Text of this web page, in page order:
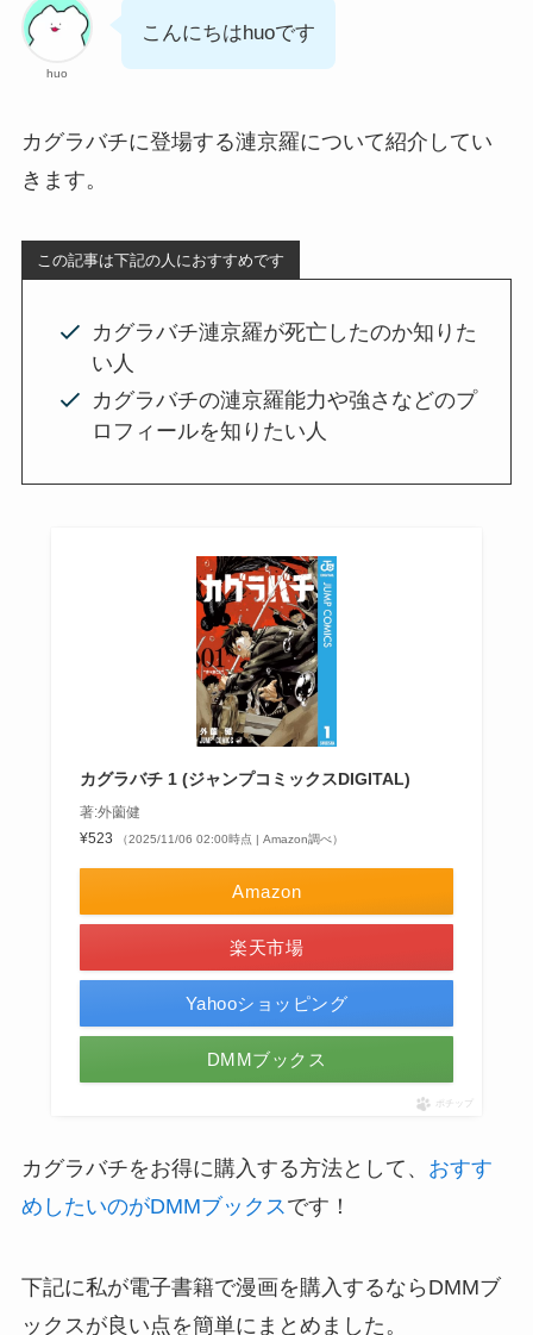
huo
こんにちはhuoです
カグラバチに登場する漣京羅について紹介してい
きます。
この記事は下記の人におすすめです
カグラバチ漣京羅が死亡したのか知りた
い人
カグラバチの漣京羅能力や強さなどのプ
ロフィールを知りたい人
カグラバチ 1 (ジャンプコミックスDIGITAL)
著:外薗健
¥523
（2025/11/06 02:00時点 | Amazon調べ）
Amazon
楽天市場
Yahooショッピング
DMMブックス
ポチップ
カグラバチをお得に購入する方法として、 おすす
めしたいのがDMMブックス です！
下記に私が電子書籍で漫画を購入するならDMMブ
ックスが良い点を簡単にまとめました。